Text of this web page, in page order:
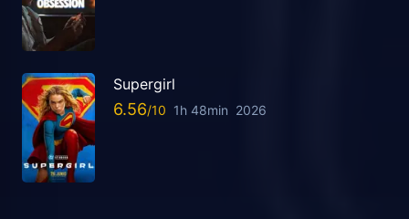
Supergirl
6.56 1h 48min 2026